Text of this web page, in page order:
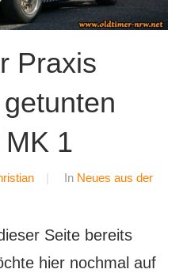
Praxis
1
In Neues aus der
Seite bereits
hier nochmal auf